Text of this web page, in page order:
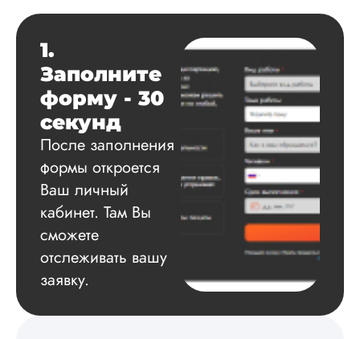
держал меня в
о статусе заказа.
Структура
выполнена в...
Читать полный
Данила
Вид работы:
Диссертация
2025-03-15
Автору огромное
спасибо за
1.
Заполните
форму - 30
секунд
После заполнения
формы откроется
Ваш личный
кабинет. Там Вы
сможете
отслеживать вашу
заявку.